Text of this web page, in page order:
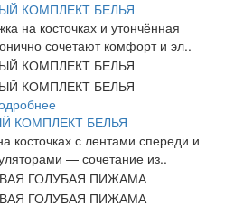
КОМПЛЕКТ БЕЛЬЯ
на косточках и утончённая
сочетают комфорт и эл..
КОМПЛЕКТ БЕЛЬЯ
косточках с лентами спереди и
— сочетание из..